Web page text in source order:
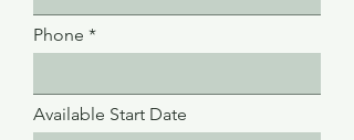
Phone
Available Start Date